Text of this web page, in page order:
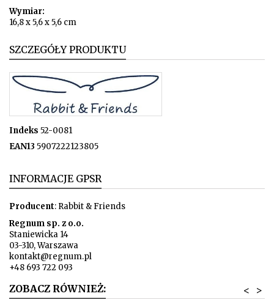
Wymiar:
16,8 x 5,6 x 5,6 cm
SZCZEGÓŁY PRODUKTU
Indeks 52-0081
EAN13 5907222123805
INFORMACJE GPSR
Producent: Rabbit & Friends
Regnum sp. z o.o.
Staniewicka 14
03-310, Warszawa
kontakt@regnum.pl
+48 693 722 093
ZOBACZ RÓWNIEŻ: >
<